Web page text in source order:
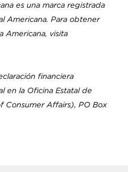
es una marca registrada
Americana. Para obtener
Americana, visita
financiera
en la Oficina Estatal de
Consumer Affairs), PO Box